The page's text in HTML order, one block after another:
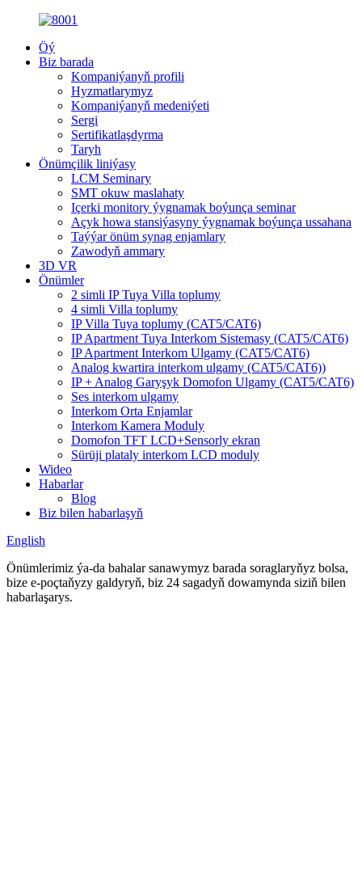
Öý
Biz barada
Kompaniýanyň profili
Hyzmatlarymyz
Kompaniýanyň medeniýeti
Sergi
Sertifikatlaşdyrma
Taryh
Önümçilik liniýasy
LCM Seminary
SMT okuw maslahaty
Içerki monitory ýygnamak boýunça seminar
Açyk howa stansiýasyny ýygnamak boýunça ussahana
Taýýar önüm synag enjamlary
Zawodyň ammary
3D VR
Önümler
2 simli IP Tuya Villa toplumy
4 simli Villa toplumy
IP Villa Tuya toplumy (CAT5/CAT6)
IP Apartment Tuya Interkom Sistemasy (CAT5/CAT6)
IP Apartment Interkom Ulgamy (CAT5/CAT6)
Analog kwartira interkom ulgamy (CAT5/CAT6))
IP + Analog Garyşyk Domofon Ulgamy (CAT5/CAT6)
Ses interkom ulgamy
Interkom Orta Enjamlar
Interkom Kamera Moduly
Domofon TFT LCD+Sensorly ekran
Sürüji plataly interkom LCD moduly
Wideo
Habarlar
Blog
Biz bilen habarlaşyň
English
Önümlerimiz ýa-da bahalar sanawymyz barada soraglaryňyz bolsa,
bize e-poçtaňyzy galdyryň, biz 24 sagadyň dowamynda siziň bilen
habarlaşarys.